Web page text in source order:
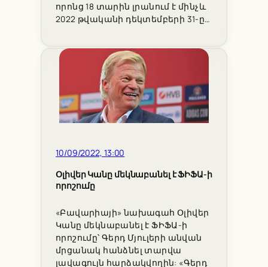
որոնց 18 տարին լրանում է մինչև
2022 թվականի դեկտեմբերի 31-ը…
10/09/2022, 13:00
Օլիվեր Կանը մեկնաբանել է ՖԻՖԱ-ի
որոշումը
«Բավարիայի» նախագահ Օլիվեր
Կանը մեկնաբանել է ՖԻՖԱ-ի
որոշումը՝ Գերդ Մյուլերի անվան
մրցանակ հանձնել տարվա
լավագույն հարձակվողին: «Գերդ